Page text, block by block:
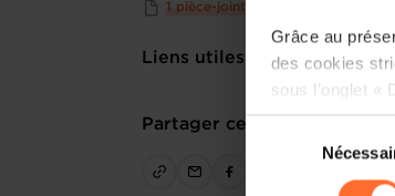
Grâce au
des cookies
sous l’onglet «
Il est précisé
Sélection
consentement
1 pièce-jointe
Liens utiles
Partager cet article